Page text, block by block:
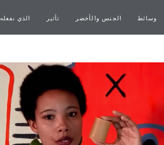
الذي نفعله تأثير الجنس والأخضر وسائط